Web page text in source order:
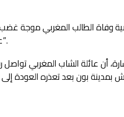
وفاة الطالب المغربي موجة غضب
عومل بها، عن طريق وقفات احتجاجية ويافطات تندد بما حدث للمغربي “محمد أملاح”.
أن عائلة الشاب المغربي